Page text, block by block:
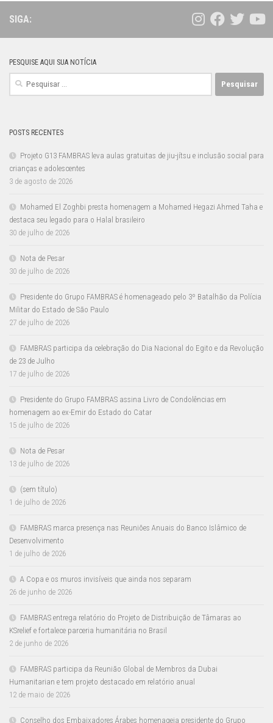
SIGA:
PESQUISE AQUI SUA NOTÍCIA
Pesquisar
POSTS RECENTES
Projeto G13 FAMBRAS leva aulas gratuitas de jiu-jítsu e inclusão social para
crianças e adolescentes
3 de agosto de 2026
Mohamed El Zoghbi presta homenagem a Mohamed Hegazi Ahmed Taha e
destaca seu legado para o Halal brasileiro
30 de julho de 2026
Nota de Pesar
30 de julho de 2026
Presidente do Grupo FAMBRAS é homenageado pelo 3º Batalhão da Polícia
Militar do Estado de São Paulo
27 de julho de 2026
FAMBRAS participa da celebração do Dia Nacional do Egito e da Revolução
de 23 de Julho
17 de julho de 2026
Presidente do Grupo FAMBRAS assina Livro de Condolências em
homenagem ao ex-Emir do Estado do Catar
15 de julho de 2026
Nota de Pesar
13 de julho de 2026
(sem título)
1 de julho de 2026
FAMBRAS marca presença nas Reuniões Anuais do Banco Islâmico de
Desenvolvimento
1 de julho de 2026
A Copa e os muros invisíveis que ainda nos separam
26 de junho de 2026
FAMBRAS entrega relatório do Projeto de Distribuição de Tâmaras ao
KSrelief e fortalece parceria humanitária no Brasil
2 de junho de 2026
FAMBRAS participa da Reunião Global de Membros da Dubai
Humanitarian e tem projeto destacado em relatório anual
12 de maio de 2026
Conselho dos Embaixadores Árabes homenageia presidente do Grupo